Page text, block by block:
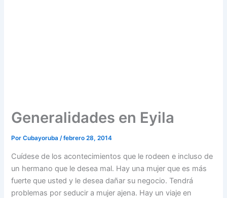
Generalidades en Eyila
PorCubayoruba/febrero 28, 2014
Cuídese de los acontecimientos que le rodeen e incluso de
un hermano que le desea mal. Hay una mujer que es más
fuerte que usted y le desea dañar su negocio. Tendrá
problemas por seducir a mujer ajena. Hay un viaje en